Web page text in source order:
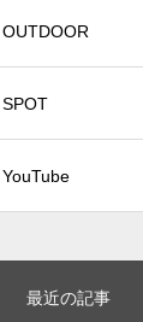
OUTDOOR
SPOT
YouTube
最近の記事